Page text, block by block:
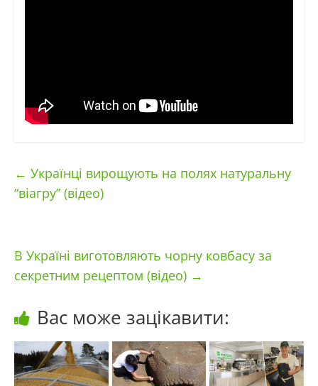
← Українці вирощують на полях натуральну
“віагру” (відео)
В Україні виготовляють чорну ковбасу за
секретним рецептом (відео) →
Вас може зацікавити: